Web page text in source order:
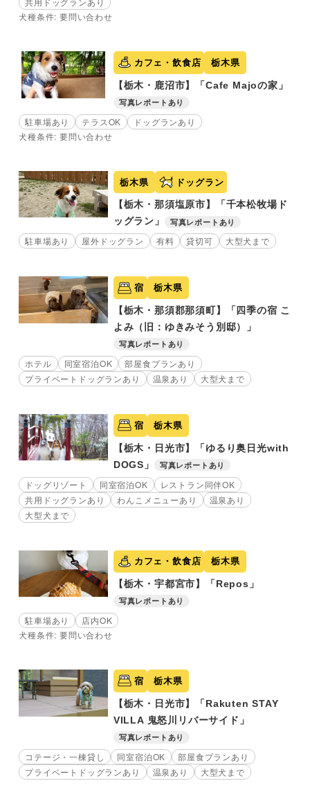
犬種条件: 要問い合わせ
カフェ・飲食店 栃木県
【栃木・鹿沼市】「Cafe Majoの家」
写真レポートあり
駐車場あり テラスOK
ドッグランあり
犬種条件: 要問い合わせ
栃木県 ドッグラン
【栃木・那須塩原市】「千本松牧場ド
ッグラン」
写真レポートあり
駐車場あり 屋外ドッグラン 有料 貸切可 大型犬まで
宿 栃木県
【栃木・那須郡那須町】「四季の宿 こ
よみ（旧：ゆきみそう別邸）」
写真レポートあり
ホテル 同室宿泊OK
部屋食プランあり
プライベートドッグランあり
温泉あり 大型犬まで
宿 栃木県
【栃木・日光市】「ゆるり奥日光with
DOGS」
写真レポートあり
ドッグリゾート 同室宿泊OK
レストラン同伴OK
共用ドッグランあり
わんこメニューあり
温泉あり
大型犬まで
カフェ・飲食店 栃木県
【栃木・宇都宮市】「Repos」
写真レポートあり
駐車場あり
店内OK
犬種条件: 要問い合わせ
宿 栃木県
【栃木・日光市】「Rakuten STAY
VILLA 鬼怒川リバーサイド」
写真レポートあり
コテージ・一棟貸し 同室宿泊OK
部屋食プランあり
プライベートドッグランあり
温泉あり 大型犬まで